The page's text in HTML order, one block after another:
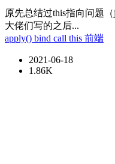
原先总结过this指向问题
大佬们写的之后...
apply() bind call this 前端
2021-06-18
1.86K